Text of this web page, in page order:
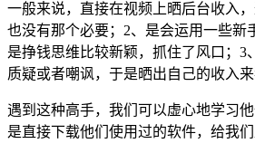
一般来说，直接在视频上晒后台收入
也没有那个必要；2、是会运用一些新
是挣钱思维比较新颖，抓住了风口；3
质疑或者嘲讽，于是晒出自己的收入来
遇到这种高手，我们可以虚心地学习
是直接下载他们使用过的软件，给我们